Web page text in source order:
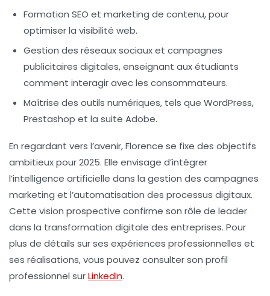
Formation SEO et marketing de contenu,pour
optimiser la visibilité web.
Gestion des réseaux sociaux et campagnes
publicitaires digitales,enseignant aux étudiants
comment interagir avec les consommateurs.
Maîtrise des outils numériques, tels que WordPress,
Prestashop et la suite Adobe.
En regardant vers l’avenir, Florence se fixe des objectifs
ambitieux pour 2025. Elle envisage d’intégrer
l’intelligence artificielle dans la gestion des campagnes
marketing et l’automatisation des processus digitaux.
Cette vision prospective confirme son rôle de leader
dans la transformation digitale des entreprises. Pour
plus de détails sur ses expériences professionnelles et
ses réalisations, vous pouvez consulter son profil
professionnel surLinkedIn.